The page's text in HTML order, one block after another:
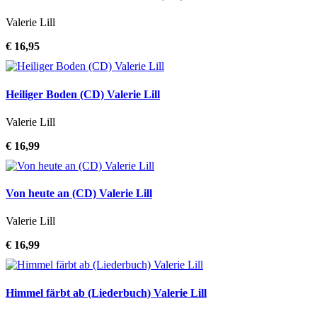
Valerie Lill
€ 16,95
Heiliger Boden (CD) Valerie Lill
Valerie Lill
€ 16,99
Von heute an (CD) Valerie Lill
Valerie Lill
€ 16,99
Himmel färbt ab (Liederbuch) Valerie Lill